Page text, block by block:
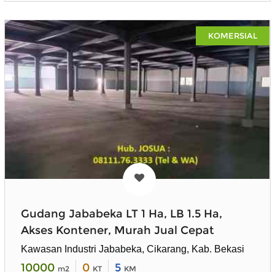
KOMERSIAL
Gudang Jababeka LT 1 Ha, LB 1.5 Ha,
Akses Kontener, Murah Jual Cepat
Kawasan Industri Jababeka, Cikarang, Kab. Bekasi
10000 m2 0 KT 5 KM